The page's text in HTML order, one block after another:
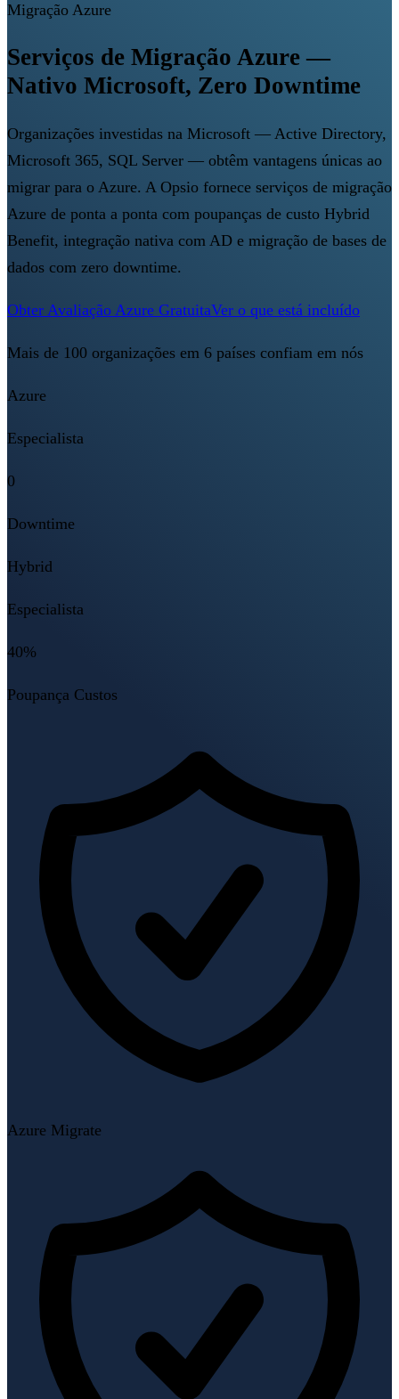
Migração Azure
Serviços de Migração Azure —
Nativo Microsoft, Zero Downtime
Organizações investidas na Microsoft — Active Directory,
Microsoft 365, SQL Server — obtêm vantagens únicas ao
migrar para o Azure. A Opsio fornece serviços de migração
Azure de ponta a ponta com poupanças de custo Hybrid
Benefit, integração nativa com AD e migração de bases de
dados com zero downtime.
Obter Avaliação Azure GratuitaVer o que está incluído
Mais de 100 organizações em 6 países confiam em nós
Azure
Especialista
0
Downtime
Hybrid
Especialista
40%
Poupança Custos
Azure Migrate